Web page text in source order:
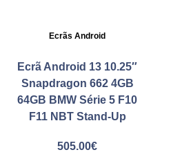
Ecrãs Android
Ecrã Android 13 10.25″
Snapdragon 662 4GB
64GB BMW Série 5 F10
F11 NBT Stand-Up
505.00€